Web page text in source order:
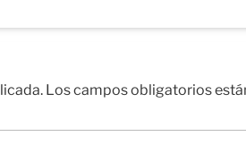
Los campos obligatorios